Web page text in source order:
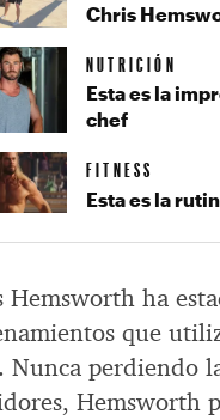
Hemsworth ha
que
Nunca perdiendo
Hemsworth
Chris
NUTRICIÓN
Esta es la
chef
FITNESS
Esta es la